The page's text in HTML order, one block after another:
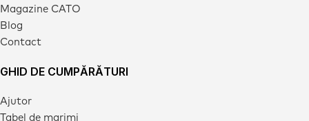
Magazine CATO
Blog
Contact
GHID DE CUMPĂRĂTURI
Ajutor
Tabel de marimi